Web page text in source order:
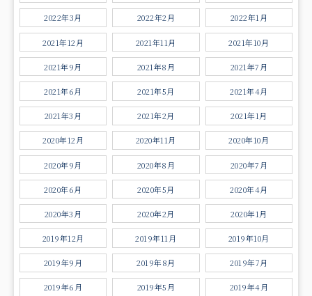
2022年3月 2022年2月 2022年1月
2021年12月 2021年11月 2021年10月
2021年9月 2021年8月 2021年7月
2021年6月 2021年5月 2021年4月
2021年3月 2021年2月 2021年1月
2020年12月 2020年11月 2020年10月
2020年9月 2020年8月 2020年7月
2020年6月 2020年5月 2020年4月
2020年3月 2020年2月 2020年1月
2019年12月 2019年11月 2019年10月
2019年9月 2019年8月 2019年7月
2019年6月 2019年5月 2019年4月